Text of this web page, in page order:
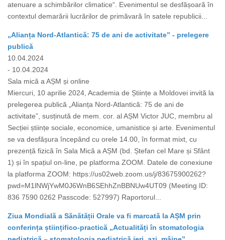
atenuare a schimbărilor climatice“. Evenimentul se desfășoară în
contextul demarării lucrărilor de primăvară în satele republicii...
„Alianța Nord-Atlantică: 75 de ani de activitate” - prelegere
publică
10.04.2024
- 10.04.2024
Sala mică a AȘM și online
Miercuri, 10 aprilie 2024, Academia de Științe a Moldovei invită la
prelegerea publică „Alianța Nord-Atlantică: 75 de ani de
activitate”, susținută de mem. cor. al AȘM Victor JUC, membru al
Secției științe sociale, economice, umanistice și arte. Evenimentul
se va desfășura începând cu orele 14.00, în format mixt, cu
prezență fizică în Sala Mică a AȘM (bd. Ștefan cel Mare și Sfânt
1) și în spațiul on-line, pe platforma ZOOM. Datele de conexiune
la platforma ZOOM: https://us02web.zoom.us/j/83675900262?
pwd=M1lNWjYwM0J6WnB6SEhhZnBBNUw4UT09 (Meeting ID:
836 7590 0262 Passcode: 527997) Raportorul...
Ziua Mondială a Sănătății Orale va fi marcată la AȘM prin
conferința științifico-practică „Actualități în stomatologia